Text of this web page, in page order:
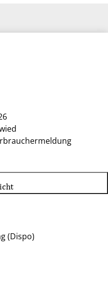
(Dispo)